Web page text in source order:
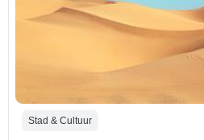
Stad & Cultuur